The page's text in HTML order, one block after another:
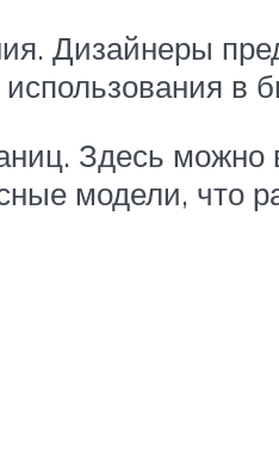
Дизайнеры
использования в
Здесь
модели, что